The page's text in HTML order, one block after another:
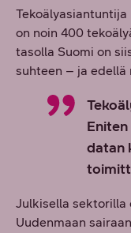
on noin 400
tasolla Suomi on
suhteen – ja edellä
datan
Julkisella sektorilla
Uudenmaan